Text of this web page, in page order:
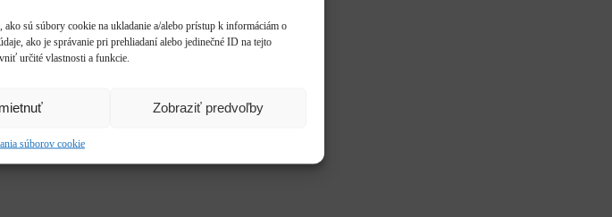
sú súbory cookie na ukladanie a/alebo prístup k informáciám o
ako je správanie pri prehliadaní alebo jedinečné ID na tejto
určité vlastnosti a funkcie.
Zobraziť predvoľby
súborov cookie